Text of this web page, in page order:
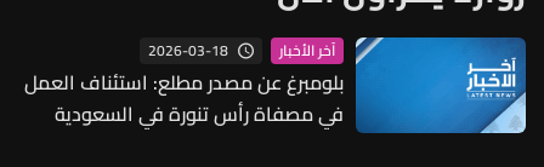
آخر الأخبار 2026-03-18
بلومبرغ عن مصدر مطلع: استئناف العمل
في مصفاة رأس تنورة في السعودية